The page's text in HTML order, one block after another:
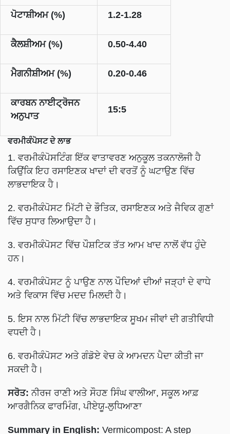
ਪੋਟਾਸ਼ੀਅਮ (%) 1.2-1.28
ਕੈਲਸ਼ੀਅਮ (%) 0.50-4.40
ਮੈਗਨੀਸ਼ੀਅਮ (%) 0.20-0.46
ਕਾਰਬਨ ਨਾਈਟ੍ਰੋਜਨ
ਅਨੁਪਾਤ
15:5
ਵਰਮੀਕੰਪੋਸਟ ਦੇ ਲਾਭ
1. ਵਰਮੀਕੰਪੋਸਟਿੰਗ ਇੱਕ ਵਾਤਾਵਰਣ ਅਨੁਕੂਲ ਤਕਨਾਲੋਜੀ ਹੈ
ਕਿਉਂਕਿ ਇਹ ਰਸਾਇਣਕ ਖਾਦਾਂ ਦੀ ਵਰਤੋਂ ਨੂੰ ਘਟਾਉਣ ਵਿੱਚ
ਲਾਭਦਾਇਕ ਹੈ।
2. ਵਰਮੀਕੰਪੋਸਟ ਮਿੱਟੀ ਦੇ ਭੌਤਿਕ, ਰਸਾਇਣਕ ਅਤੇ ਜੈਵਿਕ ਗੁਣਾਂ
ਵਿੱਚ ਸੁਧਾਰ ਲਿਆਉਦਾ ਹੈ।
3. ਵਰਮੀਕੰਪੋਸਟ ਵਿੱਚ ਪੌਸ਼ਟਿਕ ਤੱਤ ਆਮ ਖਾਦ ਨਾਲੋਂ ਵੱਧ ਹੁੰਦੇ
ਹਨ।
4. ਵਰਮੀਕੰਪੋਸਟ ਨੂੰ ਪਾਉਣ ਨਾਲ ਪੌਦਿਆਂ ਦੀਆਂ ਜੜ੍ਹਾਂ ਦੇ ਵਾਧੇ
ਅਤੇ ਵਿਕਾਸ ਵਿੱਚ ਮਦਦ ਮਿਲਦੀ ਹੈ।
5. ਇਸ ਨਾਲ ਮਿੱਟੀ ਵਿੱਚ ਲਾਭਦਾਇਕ ਸੂਖਮ ਜੀਵਾਂ ਦੀ ਗਤੀਵਿਧੀ
ਵਧਦੀ ਹੈ।
6. ਵਰਮੀਕੰਪੋਸਟ ਅਤੇ ਗੰਡੋਏ ਵੇਚ ਕੇ ਆਮਦਨ ਪੈਦਾ ਕੀਤੀ ਜਾ
ਸਕਦੀ ਹੈ।
ਸਰੋਤ: ਨੀਰਜ ਰਾਣੀ ਅਤੇ ਸੌਹਣ ਸਿੰਘ ਵਾਲੀਆ, ਸਕੂਲ ਆਫ਼
ਆਰਗੈਨਿਕ ਫਾਰਮਿੰਗ, ਪੀਏਯੂ-ਲੁਧਿਆਣਾ
Summary in English: Vermicompost: A step